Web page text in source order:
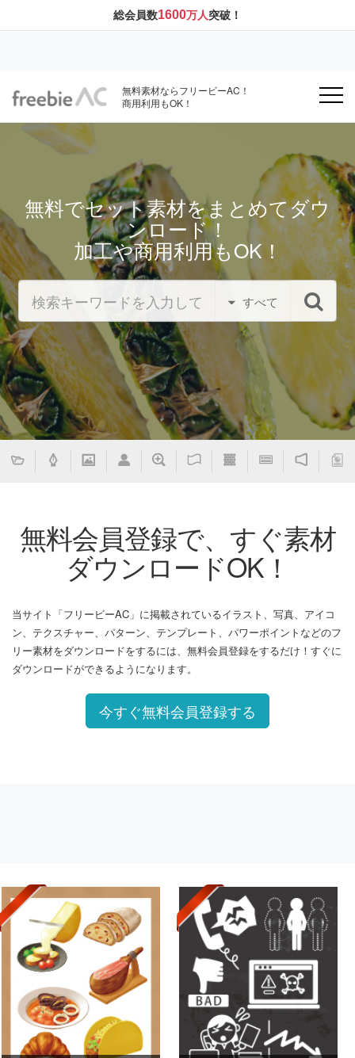
総会員数1600万人突破！
無料素材ならフリービーAC！
商用利用もOK！
無料でセット素材をまとめてダウ
ンロード！
加工や商用利用もOK！
すべて
無料会員登録で、すぐ素材
ダウンロードOK！
当サイト「フリービーAC」に掲載されているイラスト、写真、アイコ
ン、テクスチャー、パターン、テンプレート、パワーポイントなどのフ
リー素材をダウンロードをするには、無料会員登録をするだけ！すぐに
ダウンロードができるようになります。
今すぐ無料会員登録する